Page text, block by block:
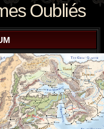
Oubliés